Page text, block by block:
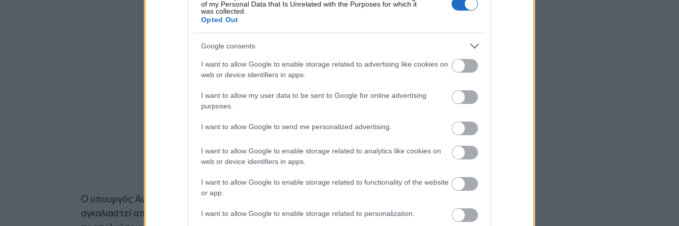
of my Personal Data that Is Unrelated with the Purposes for which it
was collected.
Opted Out
Google consents
I want to allow Google to enable storage related to advertising like cookies on
web or device identifiers in apps.
I want to allow my user data to be sent to Google for online advertising
purposes.
I want to allow Google to send me personalized advertising.
I want to allow Google to enable storage related to analytics like cookies on
web or device identifiers in apps.
I want to allow Google to enable storage related to functionality of the website
or app.
I want to allow Google to enable storage related to personalization.
Ο υπουργός Ανάπτυξης συνέχισε πως «αυτή η πρωτοβουλία αξίζει να
αγκαλιαστεί από όλους. Είναι μια καλή ευκαιρία για μια πανεθνική καμπάνια, να
στα κέρδη προ φόρων
Fitch: Ο κίνδυνος διόρθωσης στην AI
απειλεί οικονομία και αγορές
ΗΠΑ-Ιράν
Αττική και Πρέβεζα για πρόκληση
πυρκαγιάς και παραβάσεις
Ιράν: Συμφώνησε με το Ομάν για τις
των Στενών του Ορμούζ
Flexopack: Από 7 Αυγούστου η
μετοχών